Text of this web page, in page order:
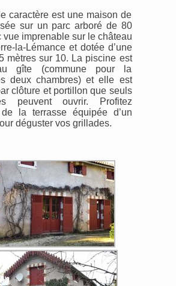
caractère est une maison de
sur un parc arboré de 80
vue imprenable sur le château
la-Lémance et dotée d’une
mètres sur 10. La piscine est
gîte (commune pour la
deux chambres) et elle est
clôture et portillon que seuls
peuvent ouvrir. Profitez
de la terrasse équipée d’un
déguster vos grillades.